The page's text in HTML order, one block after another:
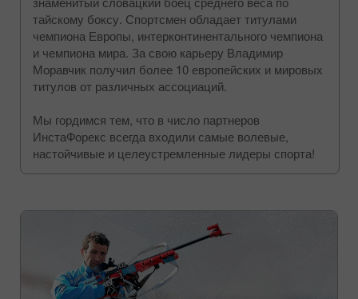
тайскому боксу. Спортсмен обладает титулами
чемпиона Европы, интерконтинентального чемпиона
и чемпиона мира. За свою карьеру Владимир
Моравчик получил более 10 европейских и мировых
титулов от различных ассоциаций.
Мы гордимся тем, что в число партнеров
ИнстаФорекс всегда входили самые волевые,
настойчивые и целеустремленные лидеры спорта!